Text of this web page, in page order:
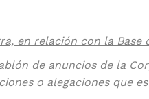
en relación con la Base
de anuncios de la
o alegaciones que